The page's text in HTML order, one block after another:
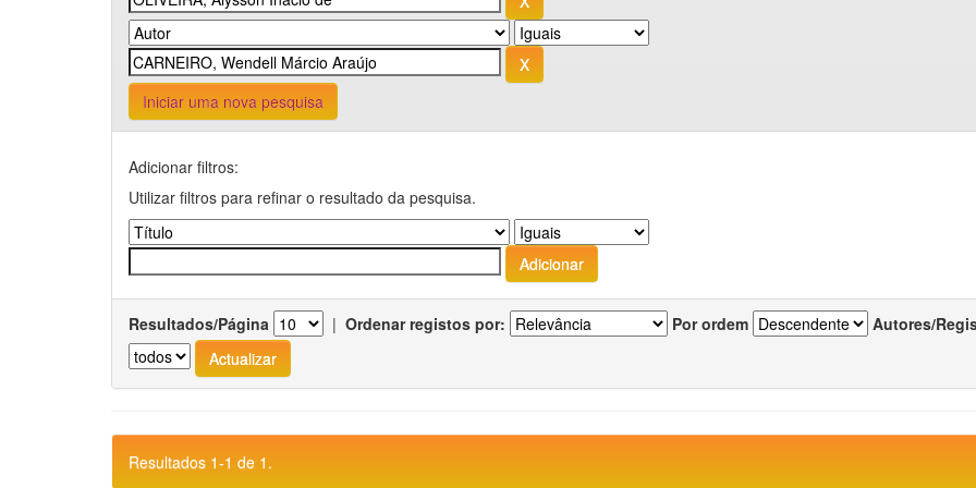
Iniciar uma nova pesquisa
Adicionar filtros:
Utilizar filtros para refinar o resultado da pesquisa.
Resultados/Página | Ordenar registos por: Por ordem Autores/
Resultados 1-1 de 1.